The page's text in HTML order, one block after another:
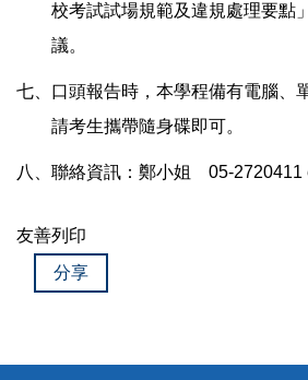
校考試試場規範及違規處理要點
議。
七、口頭報告時，本學程備有電腦、
請考生攜帶隨身碟即可。
八、聯絡資訊：鄭小姐 05-2720411
友善列印
分享